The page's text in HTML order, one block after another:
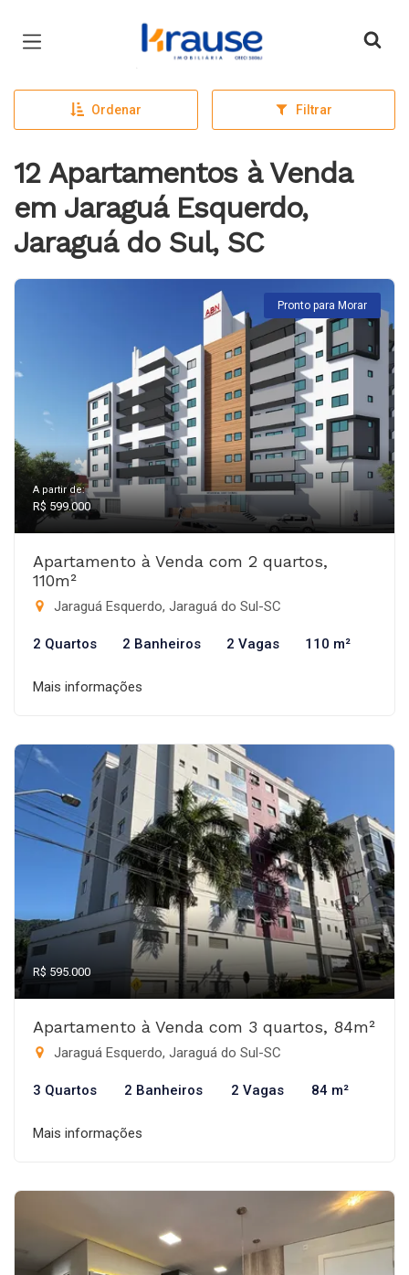
Página inicial
Ordenar Filtrar
12 Apartamentos à Venda
em Jaraguá Esquerdo,
Jaraguá do Sul, SC
Pronto para Morar
A partir de:
R$ 599.000
Apartamento à Venda com 2 quartos,
110m²
Jaraguá Esquerdo, Jaraguá do Sul-SC
2 Quartos 2 Banheiros 2 Vagas 110 m²
Mais informações
R$ 595.000
Apartamento à Venda com 3 quartos, 84m²
Jaraguá Esquerdo, Jaraguá do Sul-SC
3 Quartos 2 Banheiros 2 Vagas 84 m²
Mais informações